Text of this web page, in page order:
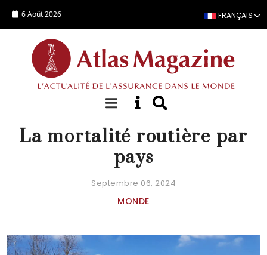
6 Août 2026 FRANÇAIS
DOSSIER SPÉCIAL
La mortalité routière par
pays
Septembre 06, 2024
MONDE